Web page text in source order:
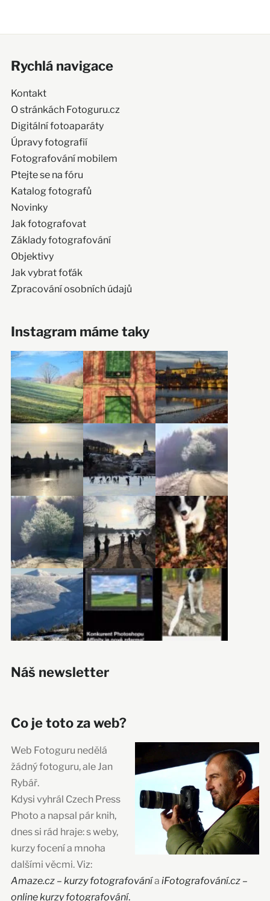
Rychlá navigace
Kontakt
O stránkách Fotoguru.cz
Digitální fotoaparáty
Úpravy fotografií
Fotografování mobilem
Ptejte se na fóru
Katalog fotografů
Novinky
Jak fotografovat
Základy fotografování
Objektivy
Jak vybrat foťák
Zpracování osobních údajů
Instagram máme taky
Náš newsletter
Co je toto za web?
Web Fotoguru nedělá
žádný fotoguru, ale Jan
Rybář.
Kdysi vyhrál Czech Press
Photo a napsal pár knih,
dnes si rád hraje: s weby,
kurzy focení a mnoha
dalšími věcmi. Viz:
Amaze.cz – kurzy fotografovánía iFotografování.cz –
online kurzy fotografování.